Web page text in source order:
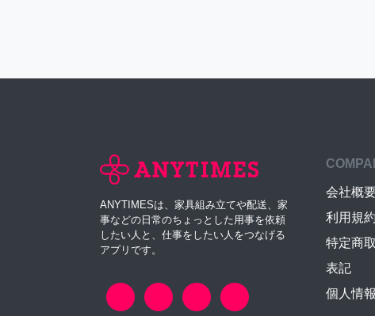
ANYTIMESは、家具組み立てや配送、家
事などの日常のちょっとした用事を依頼
したい人と、仕事をしたい人をつなげる
アプリです。
会社概
利用規約
特定商
表記
個人情